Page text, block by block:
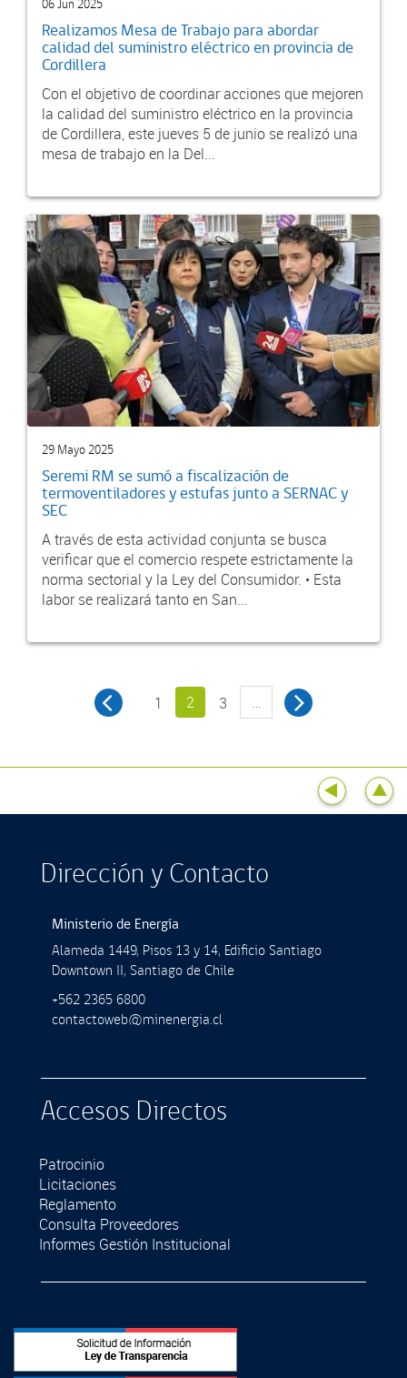
06 Jun 2025
Realizamos Mesa de Trabajo para abordar
calidad del suministro eléctrico en provincia de
Cordillera
Con el objetivo de coordinar acciones que mejoren
la calidad del suministro eléctrico en la provincia
de Cordillera, este jueves 5 de junio se realizó una
mesa de trabajo en la Del...
29 Mayo 2025
Seremi RM se sumó a fiscalización de
termoventiladores y estufas junto a SERNAC y
SEC
A través de esta actividad conjunta se busca
verificar que el comercio respete estrictamente la
norma sectorial y la Ley del Consumidor. • Esta
labor se realizará tanto en San...
1 2 3 …
Dirección y Contacto
Ministerio de Energía
Alameda 1449, Pisos 13 y 14, Ediﬁcio Santiago
Downtown II, Santiago de Chile
+562 2365 6800
contactoweb@minenergia.cl
Accesos Directos
Patrocinio
Licitaciones
Reglamento
Consulta Proveedores
Informes Gestión Institucional